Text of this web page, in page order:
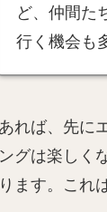
ど、仲間た
行く機会も
れば、先に
グは楽しく
ます。これ